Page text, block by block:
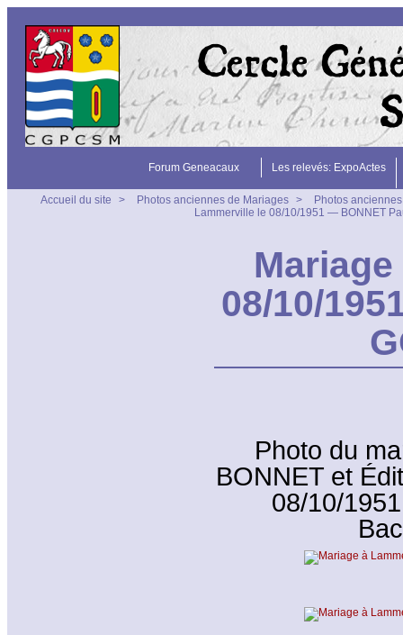
Forum Geneacaux Les relevés: ExpoActes
Accueil du site > Photos anciennes de Mariages >
Photos
Lammerville le 08/10/1951 — BONNET
08/10/
Photo du
BONNET et
08/10/